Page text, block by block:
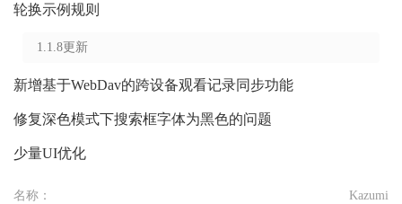
轮换示例规则
1.1.8更新
新增基于WebDav的跨设备观看记录同步功能
修复深色模式下搜索框字体为黑色的问题
少量UI优化
名称： Kazumi